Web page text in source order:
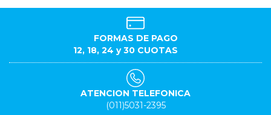
FORMAS DE PAGO
12, 18, 24 y 30 CUOTAS
ATENCION TELEFONICA
(011)5031-2395